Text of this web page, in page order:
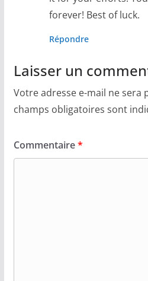
forever! Best of luck.
Répondre
Laisser un
Votre adresse e-mail ne sera
champs obligatoires sont
Commentaire*